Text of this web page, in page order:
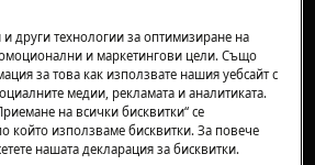
пералнята. Пералнята
времето според зареждането
като извежда
прогнозно време.
на типа на прането спрямо
други технологии за оптимизиране на
и маркетингови цели. Също
за това как използвате нашия уебсайт с
медии, рекламата и аналитиката.
на всички бисквитки“ се
който използваме бисквитки. За повече
нашата декларация за бисквитки.